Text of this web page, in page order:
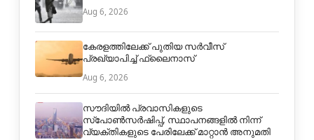
Aug 6, 2026
കേരളത്തിലേക്ക് പുതിയ സർവീസ്
പ്രഖ്യാപിച്ച് ഫ്ലൈനാസ്
Aug 6, 2026
സൗദിയിൽ പ്രവാസികളുടെ
സ്പോൺസർഷിപ്പ്, സ്ഥാപനങ്ങളിൽ നിന്ന്
വ്യക്തികളുടെ പേരിലേക്ക് മാറ്റാൻ അനുമതി